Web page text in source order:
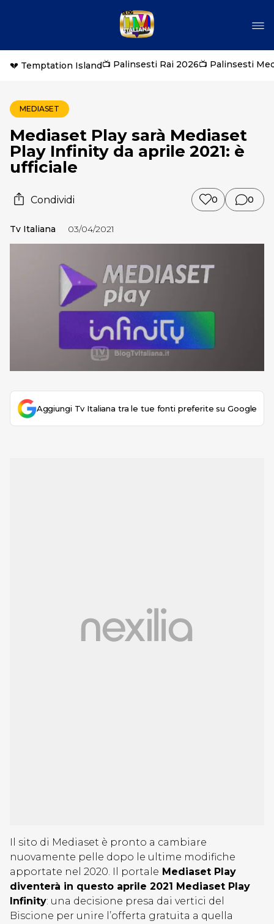
💔 Temptation Island📺 Palinsesti Rai 2026📺 Palinsesti
MEDIASET
Mediaset Play sarà Mediaset
Play Infinity da aprile 2021: è
ufficiale
Condividi 0 0
Tv Italiana 03/04/2021
Aggiungi Tv Italiana tra le tue fonti preferite su Google
Il sito di Mediaset è pronto a cambiare
nuovamente pelle dopo le ultime modifiche
apportate nel 2020. Il portale Mediaset Play
diventerà in questo aprile 2021 Mediaset Play
Infinity: una decisione presa dai vertici del
Biscione per unire l’offerta gratuita a quella